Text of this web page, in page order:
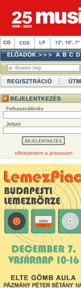
Felhasználónév
Jelszó
elfelejtettem a jelszavam